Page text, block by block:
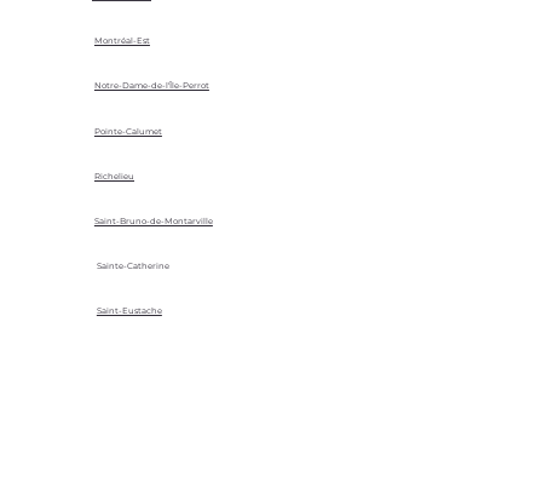
Montréal-Est
Notre-Dame-de-l'Île-Perrot
Pointe-Calumet
Richelieu
Saint-Bruno-de-Montarville
Sainte-Catherine
Saint-Eustache